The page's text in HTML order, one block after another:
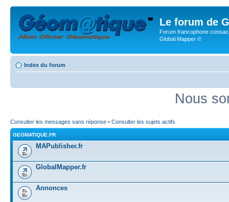
Le forum de
Forum francophone
Global Mapper ©
Index du forum
Nous
Consulter les messages sans réponse • Consulter les sujets actifs
GEOMATIQUE.FR
MAPublisher.fr
GlobalMapper.fr
Annonces